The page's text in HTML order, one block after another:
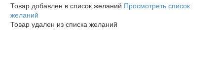
Товар добавлен в список желаний Просмотреть список
желаний
Товар удален из списка желаний